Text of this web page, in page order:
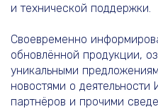
и технической поддержки.
Своевременно
обновлённой продукции,
уникальными
новостями о деятельности
партнёров и прочими